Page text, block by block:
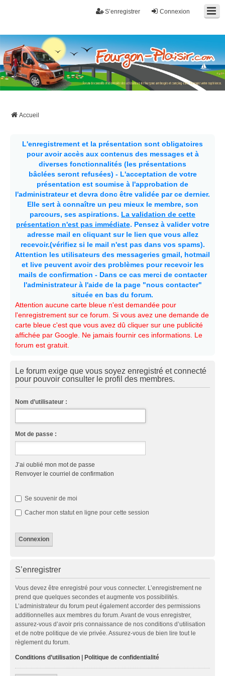
Connexion
S’enregistrer
Fourgon-plaisir.com
Forum de conseils et d'entraide des utilisateurs de fourgons, fourgons
aménagés, vans et de camping-car. Partagez votre expérience.
Accueil
L'enregistrement et la présentation sont obligatoires
pour avoir accès aux contenus des messages et à
diverses fonctionnalités (les présentations
bâclées seront refusées) - L'acceptation de votre
présentation est soumise à l'approbation de
l'administrateur et devra donc être validée par ce dernier.
Elle sert à connaître un peu mieux le membre, son
parcours, ses aspirations. La validation de cette
présentation n'est pas immédiate. Pensez à valider votre
adresse mail en cliquant sur le lien que vous allez
recevoir.(vérifiez si le mail n'est pas dans vos spams).
Attention les utilisateurs des messageries gmail, hotmail
et live peuvent avoir des problèmes pour recevoir les
mails de confirmation - Dans ce cas merci de contacter
l'administrateur à l'aide de la page "nous contacter"
située en bas du forum.
Attention aucune carte bleue n'est demandée pour
l'enregistrement sur ce forum. Si vous avez une demande de
carte bleue c'est que vous avez dû cliquer sur une publicité
affichée par Google. Ne jamais fournir ces informations. Le
forum est gratuit.
Le forum exige que vous soyez enregistré et connecté
pour pouvoir consulter le profil des membres.
Nom d’utilisateur :
Mot de passe :
J’ai oublié mon mot de passe
Renvoyer le courriel de confirmation
Se souvenir de moi
Cacher mon statut en ligne pour cette session
S’enregistrer
Vous devez être enregistré pour vous connecter. L’enregistrement ne
prend que quelques secondes et augmente vos possibilités.
L’administrateur du forum peut également accorder des permissions
additionnelles aux membres du forum. Avant de vous enregistrer,
assurez-vous d’avoir pris connaissance de nos conditions d’utilisation
et de notre politique de vie privée. Assurez-vous de bien lire tout le
règlement du forum.
Conditions d’utilisation Politique de confidentialité